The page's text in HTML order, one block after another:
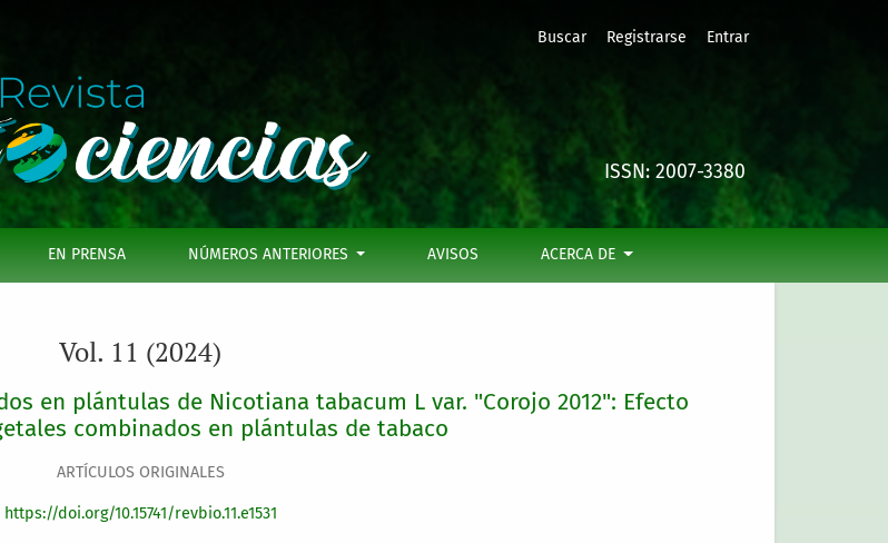
tabacum L var. &quot;Corojo 2012&quot;
ISSN: 2007-3380
Buscar Registrarse Entrar
EN PRENSA NÚMEROS ANTERIORES AVISOS ACERCA DE
Vol. 11 (2024)
en plántulas de Nicotiana tabacum L var. "Corojo 2012": Efecto
combinados en plántulas de tabaco
ARTÍCULOS ORIGINALES
https://doi.org/10.15741/revbio.11.e1531